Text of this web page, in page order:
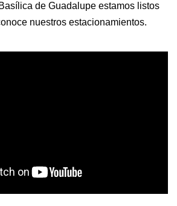
de Guadalupe estamos listos
nuestros estacionamientos.